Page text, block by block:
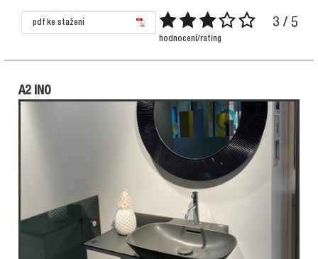
pdf ke stažení 3 / 5
hodnocení/rating
A2 INO